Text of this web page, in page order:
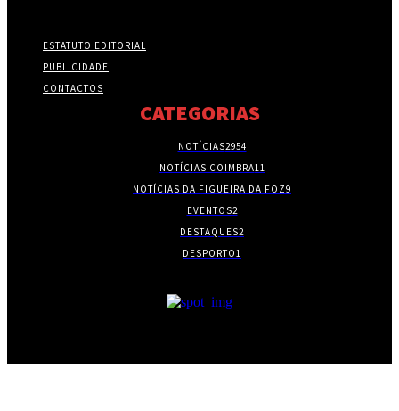
ESTATUTO EDITORIAL
PUBLICIDADE
CONTACTOS
CATEGORIAS
NOTÍCIAS2954
NOTÍCIAS COIMBRA11
NOTÍCIAS DA FIGUEIRA DA FOZ9
EVENTOS2
DESTAQUES2
DESPORTO1